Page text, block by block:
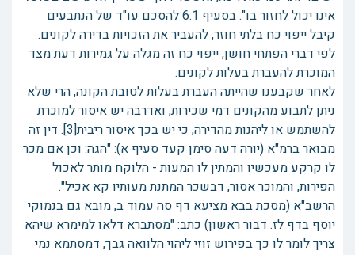
אינו יכול לחזור בו". בסעיף 6.1 להסכם עו"ד של הנתבעים
קיבל ייפוי כח בלתי חוזר, להעביר את הזכויות בדירה לקונים.
לפי דברי הפתחי חושן, ייפוי כח זה מגלה על גמירות דעת מצד
המוכרת להעברת בעלות לקונים.
לאחר שקבענו שהייתה העברת בעלות לטובת הקונה, הרי שלא
ניתן לתבוע מהקונים דמי שכירות, ואדרבה יש איסור למוכרת
להשתמש או ליהנות מהדירה, כי יש בכך איסור ריבית[3]. דין זה
מבואר ברמ"א (יורה דעה סימן קעד סעיף א): "הגה: וכן אם מכר
לו קרקע מעכשיו והמתין לו המעות - הלוקח מותר לאכול
הפירות, והמוכר אסור, דבשכר המתנת מעותיו קא אכיל".
הרשב"א (מסכת בבא מציעא דף סה עמוד ב, מובא גם בנמוקי
יוסף בדף לז. דבור ראשון) כתב: "מסתברא דלאו למימרא שיהא
צריך לומר לו כך בפירוש זוזי ליהוי הלוואה גבך, דמסתמא נמי